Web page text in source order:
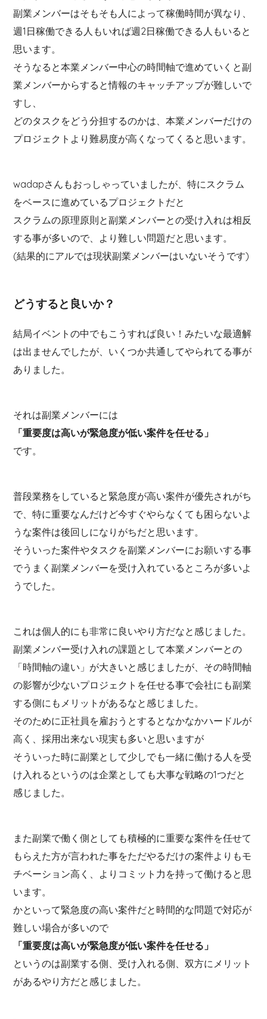
副業メンバーはそもそも人によって稼働時間が異なり、
週1日稼働できる人もいれば週2日稼働できる人もいると
思います。
そうなると本業メンバー中心の時間軸で進めていくと副
業メンバーからすると情報のキャッチアップが難しいで
すし、
どのタスクをどう分担するのかは、本業メンバーだけの
プロジェクトより難易度が高くなってくると思います。
wadapさんもおっしゃっていましたが、特にスクラム
をベースに進めているプロジェクトだと
スクラムの原理原則と副業メンバーとの受け入れは相反
する事が多いので、より難しい問題だと思います。
(結果的にアルでは現状副業メンバーはいないそうです)
どうすると良いか？
結局イベントの中でもこうすれば良い！みたいな最適解
は出ませんでしたが、いくつか共通してやられてる事が
ありました。
それは副業メンバーには
「重要度は高いが緊急度が低い案件を任せる」
です。
普段業務をしていると緊急度が高い案件が優先されがち
で、特に重要なんだけど今すぐやらなくても困らないよ
うな案件は後回しになりがちだと思います。
そういった案件やタスクを副業メンバーにお願いする事
でうまく副業メンバーを受け入れているところが多いよ
うでした。
これは個人的にも非常に良いやり方だなと感じました。
副業メンバー受け入れの課題として本業メンバーとの
「時間軸の違い」が大きいと感じましたが、その時間軸
の影響が少ないプロジェクトを任せる事で会社にも副業
する側にもメリットがあるなと感じました。
そのために正社員を雇おうとするとなかなかハードルが
高く、採用出来ない現実も多いと思いますが
そういった時に副業として少しでも一緒に働ける人を受
け入れるというのは企業としても大事な戦略の1つだと
感じました。
また副業で働く側としても積極的に重要な案件を任せて
もらえた方が言われた事をただやるだけの案件よりもモ
チベーション高く、よりコミット力を持って働けると思
います。
かといって緊急度の高い案件だと時間的な問題で対応が
難しい場合が多いので
「重要度は高いが緊急度が低い案件を任せる」
というのは副業する側、受け入れる側、双方にメリット
があるやり方だと感じました。